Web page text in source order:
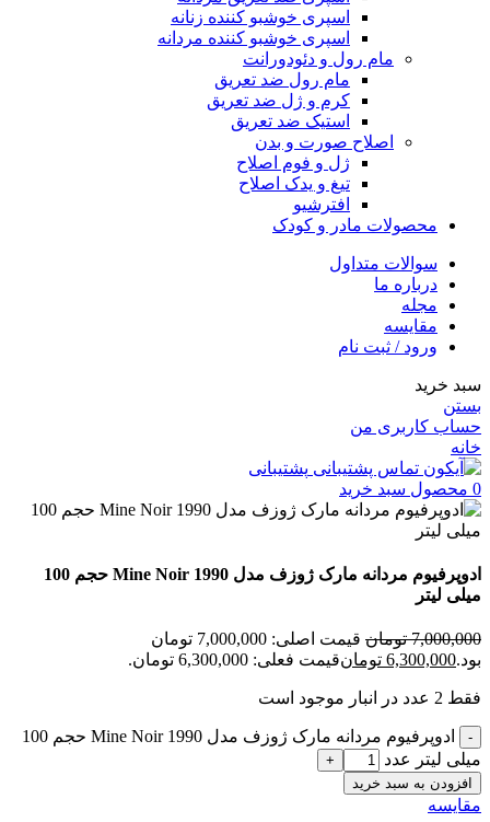
اسپری خوشبو کننده زنانه
اسپری خوشبو کننده مردانه
مام رول و دئودورانت
مام رول ضد تعریق
کرم و ژل ضد تعریق
استیک ضد تعریق
اصلاح صورت و بدن
ژل و فوم اصلاح
تیغ و یدک اصلاح
افترشیو
محصولات مادر و کودک
سوالات متداول
درباره ما
مجله
مقایسه
ورود / ثبت نام
سبد خرید
بستن
حساب کاربری من
خانه
پشتیبانی
0 محصول سبد خرید
ادوپرفیوم مردانه مارک ژوزف مدل Mine Noir 1990 حجم 100
میلی لیتر
7,000,000 تومان
قیمت اصلی: 7,000,000 تومان
بود.6,300,000 تومانقیمت فعلی: 6,300,000 تومان.
فقط 2 عدد در انبار موجود است
-
ادوپرفیوم مردانه مارک ژوزف مدل Mine Noir 1990 حجم 100
میلی لیتر عدد
+
افزودن به سبد خرید
مقایسه